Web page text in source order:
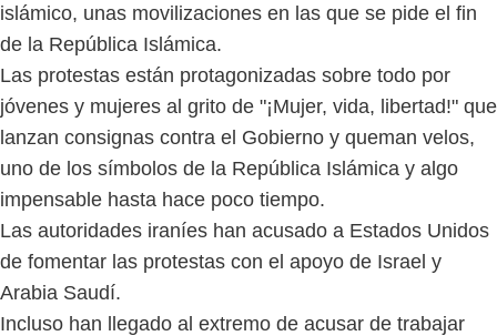
islámico, unas movilizaciones en las que se pide el fin
de la República Islámica.
Las protestas están protagonizadas sobre todo por
jóvenes y mujeres al grito de "¡Mujer, vida, libertad!" que
lanzan consignas contra el Gobierno y queman velos,
uno de los símbolos de la República Islámica y algo
impensable hasta hace poco tiempo.
Las autoridades iraníes han acusado a Estados Unidos
de fomentar las protestas con el apoyo de Israel y
Arabia Saudí.
Incluso han llegado al extremo de acusar de trabajar